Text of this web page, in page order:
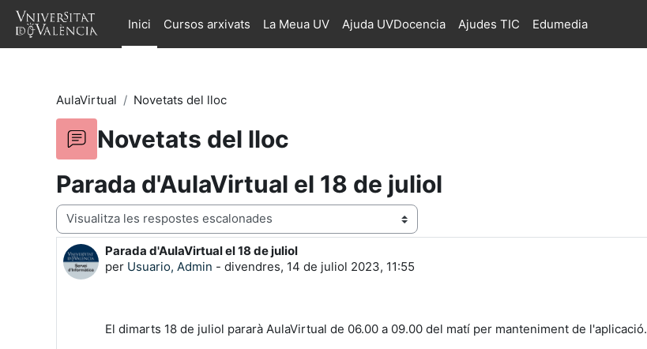
Ves al contingut principal
Inici
Cursos arxivats La Meua UV Ajuda UVDocencia Ajudes TIC Edumedia
AulaVirtual Novetats del lloc
Novetats del lloc
Parada d'AulaVirtual el 18 de juliol
Mode de visualització
Parada d'AulaVirtual el 18 de juliol
per Usuario, Admin - divendres, 14 de juliol 2023, 11:55
Nombre de respostes: 0
El dimarts 18 de juliol pararà AulaVirtual de 06.00 a 09.00 del matí per manteniment de l'aplicació.